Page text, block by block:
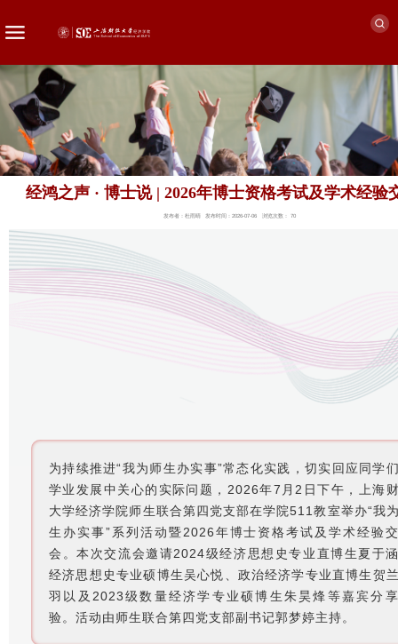
经鸿之声 · 博士说 | 2026年博士资格考试及学术经验
发布者：杜雨晴 发布时间：2026-07-06 浏览次数： 70
为持续推进“我为师生办实事”常态化实践，切实回应同学
学业发展中关心的实际问题，2026年7月2日下午，上海
大学经济学院师生联合第四党支部在学院511教室举办“我
生办实事”系列活动暨2026年博士资格考试及学术经验
会。本次交流会邀请2024级经济思想史专业直博生夏于
经济思想史专业硕博生吴心悦、政治经济学专业直博生贺
羽以及2023级数量经济学专业硕博生朱昊烽等嘉宾分
验。活动由师生联合第四党支部副书记郭梦婷主持。